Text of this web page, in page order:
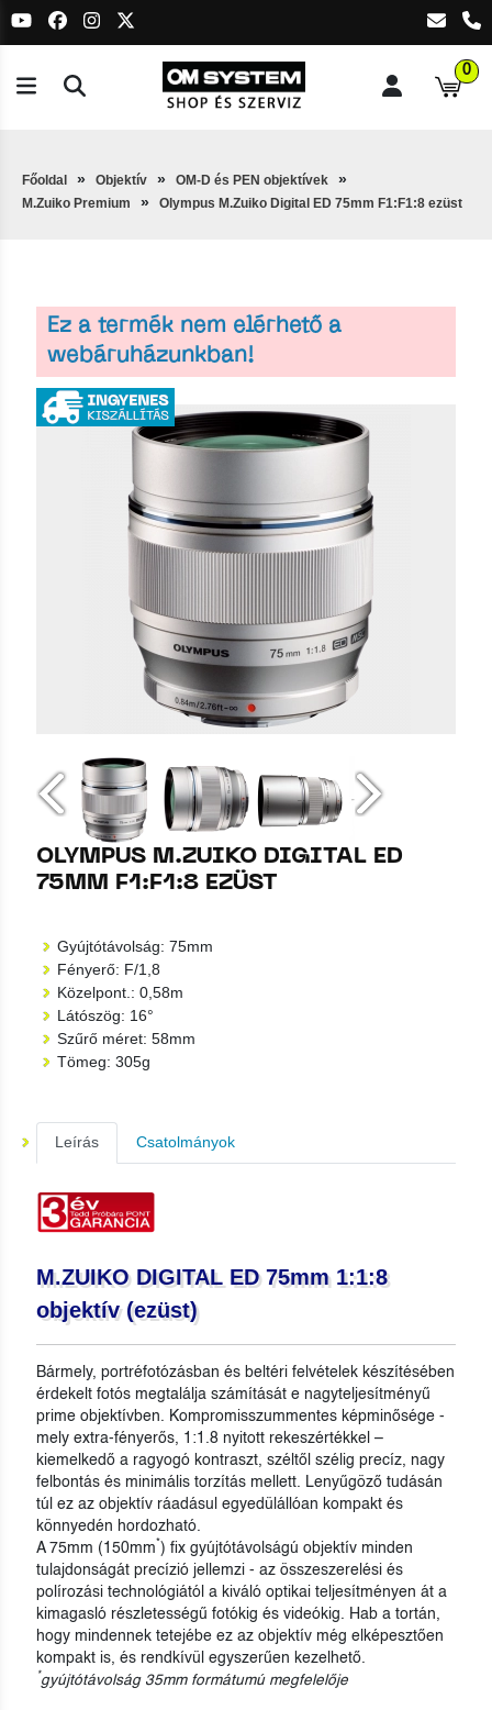
0
Főoldal Objektív
OM-D és PEN objektívek
M.Zuiko Premium
Olympus M.Zuiko Digital ED 75mm F1:F1:8 ezüst
Ez a termék nem elérhető a
webáruházunkban!
OLYMPUS M.ZUIKO DIGITAL ED
75MM F1:F1:8 EZÜST
Gyújtótávolság: 75mm
Fényerő: F/1,8
Közelpont.: 0,58m
Látószög: 16°
Szűrő méret: 58mm
Tömeg: 305g
Leírás Csatolmányok
M.ZUIKO DIGITAL ED 75mm 1:1:8
objektív (ezüst)
Bármely, portréfotózásban és beltéri felvételek készítésében
érdekelt fotós megtalálja számítását e nagyteljesítményű
prime objektívben. Kompromisszummentes képminősége -
mely extra-fényerős, 1:1.8 nyitott rekeszértékkel –
kiemelkedő a ragyogó kontraszt, széltől szélig precíz, nagy
felbontás és minimális torzítás mellett. Lenyűgöző tudásán
túl ez az objektív ráadásul egyedülállóan kompakt és
könnyedén hordozható.
A 75mm (150mm*) fix gyújtótávolságú objektív minden
tulajdonságát precízió jellemzi - az összeszerelési és
polírozási technológiától a kiváló optikai teljesítményen át a
kimagasló részletességű fotókig és videókig. Hab a tortán,
hogy mindennek tetejébe ez az objektív még elképesztően
kompakt is, és rendkívül egyszerűen kezelhető.
*gyújtótávolság 35mm formátumú megfelelője